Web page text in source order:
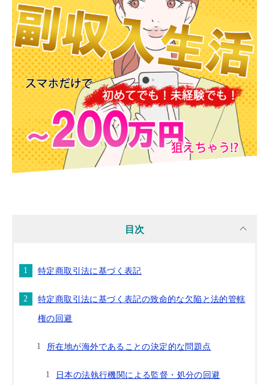
目次
特定商取引法に基づく表記
特定商取引法に基づく表記の致命的な欠陥と法的管轄
権の回避
所在地が海外であることの決定的な問題点
日本の法執行機関による監督・処分の回避